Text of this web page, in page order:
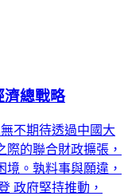
濟總戰略
不期待透過中國大
際的聯合財政擴張，
。孰料事與願違，
政府堅持推動，